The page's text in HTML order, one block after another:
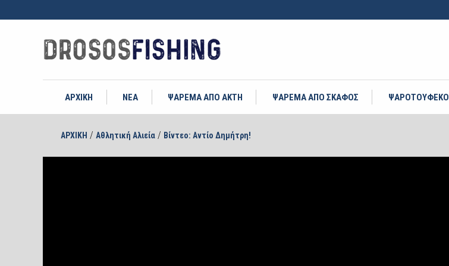
ΑΡΧΙΚΗ ΝΕΑ ΨΑΡΕΜΑ ΑΠΟ ΑΚΤΗ ΨΑΡΕΜΑ ΑΠΟ ΣΚΑΦΟΣ ΨΑΡΟΤΟΥΦΕΚΟ
ΑΡΧΙΚΗ / Αθλητική Αλιεία / Βίντεο: Αντίο Δημήτρη!